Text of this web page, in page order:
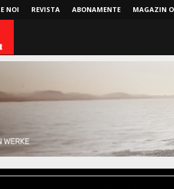
NOI REVISTA ABONAMENTE MAGAZIN